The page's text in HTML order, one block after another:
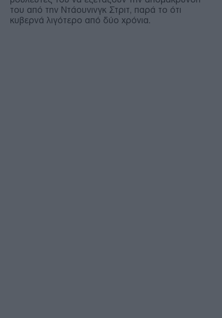
του από την Ντάουνινγκ Στριτ, παρά το ότι
κυβερνά λιγότερο από δύο χρόνια.